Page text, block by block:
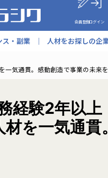
会員登録ログイン
ス・副業 人材をお探しの企
気通貫。感動創造で事業の未来を
経験2年以
を一気通貫